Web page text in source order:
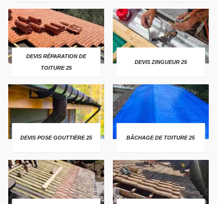
DEVIS RÉPARATION DE
TOITURE 25
DEVIS ZINGUEUR 25
DEVIS POSE GOUTTIÈRE 25 BÂCHAGE DE TOITURE 25